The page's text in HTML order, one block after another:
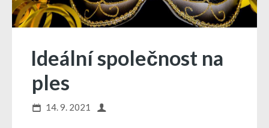
Ideální společnost na
ples
14. 9. 2021